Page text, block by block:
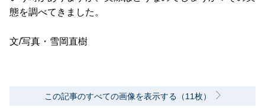
態を調べてきました。
文/写真・雪岡直樹
この記事のすべての画像を表示する（11枚）